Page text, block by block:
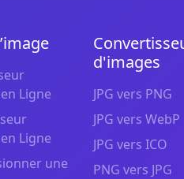
Ligne
Ligne
une
d'images
JPG vers PNG
JPG vers WebP
JPG vers ICO
PNG vers JPG